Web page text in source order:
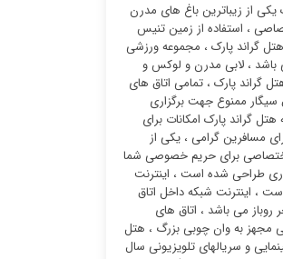
از زیباترین باغ های مدرن
سونا های اختصاصی ، استفاده از زمین تنیس
گراند پارک ، مجموعه ورزشی
باشد ، لابی مدرن و لوکس و
برای امنیت و مدیریت پارکینگ هتل گراند پارک ، تمامی اتاق های
سیگار ممنوع جهت برگزاری
گراند پارک امکانات برای
مسافرین گرامی ، یکی از
اختصاصی برای حریم خصوصی شما
طراحی شده است ، اینترنت
، اینترنت شبکه داخل اتاق
روباز می باشد ، اتاق های
مجهز به وان چوبی بزرگ ، هتل
و سریالهای تلویزیونی سال